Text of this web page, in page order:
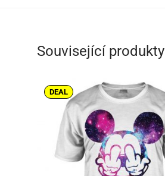
Související produkty
DEAL